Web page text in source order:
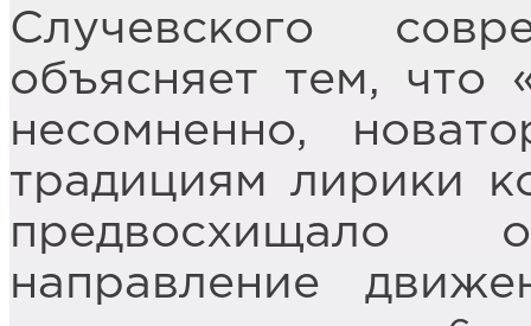
Случевского
объясняет тем, что
несомненно,
традициям лирики
направление